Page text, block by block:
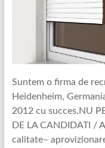
Suntem o firma de
Heidenheim,
2012 cu succes.NU
DE LA CANDIDATI /
calitate–